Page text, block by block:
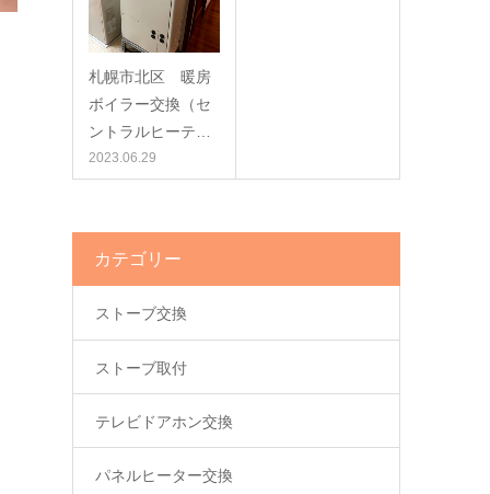
札幌市北区 暖房
ボイラー交換（セ
ントラルヒーテ…
2023.06.29
カテゴリー
ストーブ交換
ストーブ取付
テレビドアホン交換
パネルヒーター交換